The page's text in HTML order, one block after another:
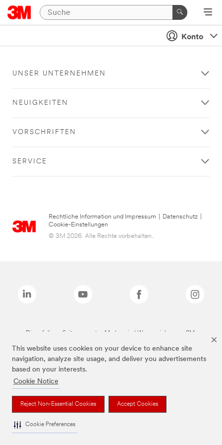
This website uses cookies on your device to enhance site
navigation, analyze site usage, and deliver you advertisements
based on your interests.
Cookie Notice
Reject Non-Essential Cookies Accept Cookies
Cookie Preferences
Konto
UNSER UNTERNEHMEN
NEUIGKEITEN
VORSCHRIFTEN
SERVICE
Rechtliche Information und Impressum Datenschutz
Cookie-Einstellungen
© 3M 2026. Alle Rechte vorbehalten..
Die auf dieser Seite genannten Marken sind Warenzeichen von 3M.